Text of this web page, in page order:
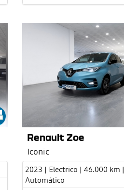
Renault Zoe
Iconic
2023 | Electrico | 46.000 km |
Automático